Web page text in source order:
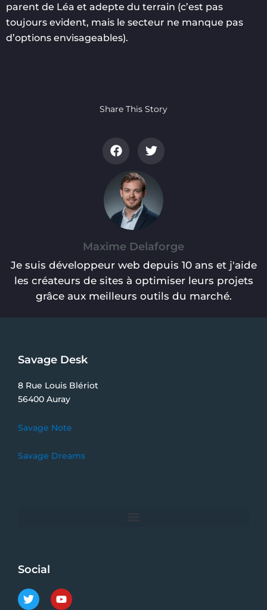
parent de Léa et adepte du terrain (c’est pas
toujours evident, mais le secteur ne manque pas
d’options envisageables).
Share This Story
Maxime Delaforge
Je suis développeur web depuis 10 ans et j'aide
les créateurs de sites à optimiser leurs projets
grâce aux meilleurs outils du marché.
Savage Desk
8 Rue Louis Blériot
56400 Auray
Savage Note
Savage Dreams
Social
T
w
Y
o